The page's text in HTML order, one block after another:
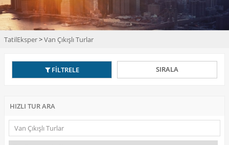
TatilEksper>Van Çıkışlı Turlar
FİLTRELE SIRALA
HIZLI TUR ARA